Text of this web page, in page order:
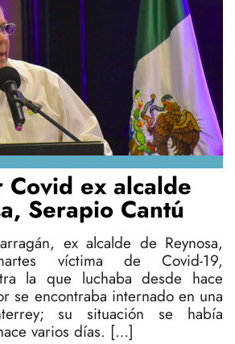
ex alcalde
Serapio Cantú
ex alcalde de Reynosa,
víctima de Covid-19,
la que luchaba desde hace
se encontraba internado en una
su situación se había
varios días. […]